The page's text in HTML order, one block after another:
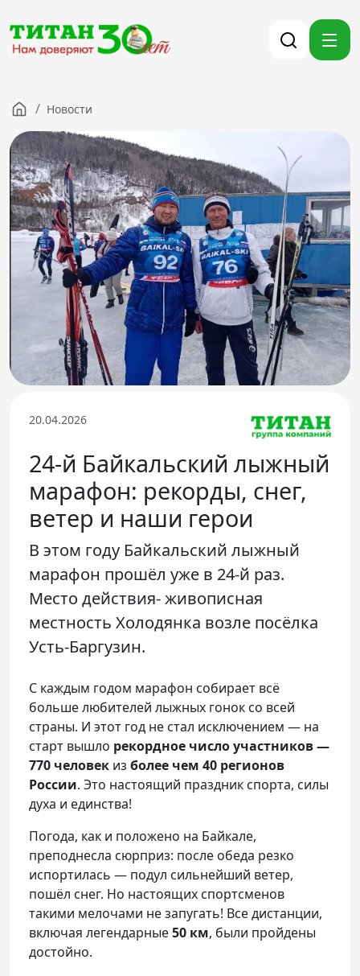
Компания
Партнерам
Тендеры
Вакансии
Новости
Контакты
Версия для слабовидящих
8 (3012) 411-099
Телефон доверия
/ Новости
20.04.2026
24-й Байкальский лыжный
марафон: рекорды, снег,
ветер и наши герои
В этом году Байкальский лыжный
марафон прошёл уже в 24-й раз.
Место действия- живописная
местность Холодянка возле посёлка
Усть-Баргузин.
С каждым годом марафон собирает всё
больше любителей лыжных гонок со всей
страны. И этот год не стал исключением — на
старт вышло рекордное число участников —
770 человек из более чем 40 регионов
России. Это настоящий праздник спорта, силы
духа и единства!
Погода, как и положено на Байкале,
преподнесла сюрприз: после обеда резко
испортилась — подул сильнейший ветер,
пошёл снег. Но настоящих спортсменов
такими мелочами не запугать! Все дистанции,
включая легендарные50 км, были пройдены
достойно.